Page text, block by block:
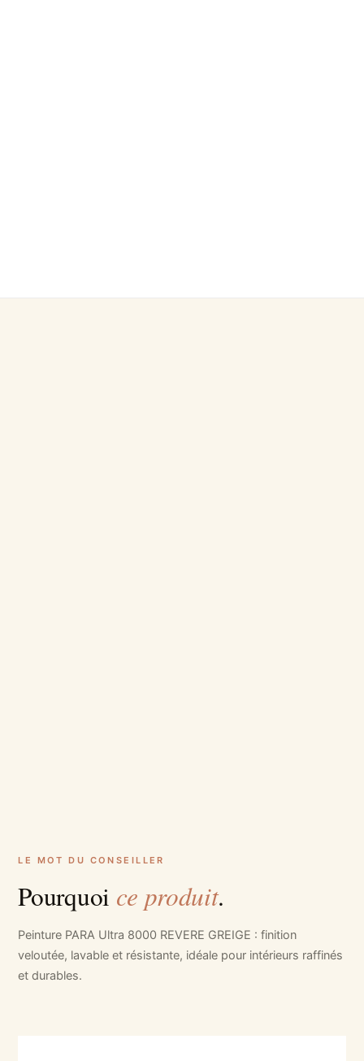
LE MOT DU CONSEILLER
Pourquoi ce produit.
Peinture PARA Ultra 8000 REVERE GREIGE : finition
veloutée, lavable et résistante, idéale pour intérieurs raffinés
et durables.